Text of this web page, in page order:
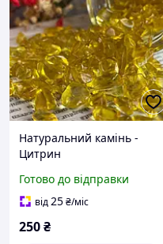
Натуральний камінь -
Цитрин
Готово до відправки
від25₴/міс
250₴